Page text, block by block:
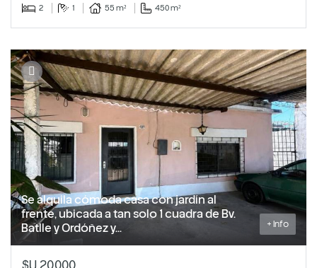
2 1 55 m² 450 m²
Se alquila cómoda casa con jardín al
frente, ubicada a tan solo 1 cuadra de Bv.
Batlle y Ordóñez y...
+ Info
$U 20.000